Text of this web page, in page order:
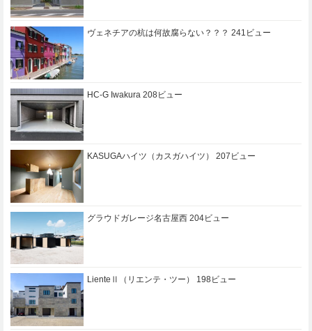
ヴェネチアの杭は何故腐らない？？？ 241ビュー
HC-G Iwakura 208ビュー
KASUGAハイツ（カスガハイツ） 207ビュー
グラウドガレージ名古屋西 204ビュー
LienteⅡ（リエンテ・ツー） 198ビュー